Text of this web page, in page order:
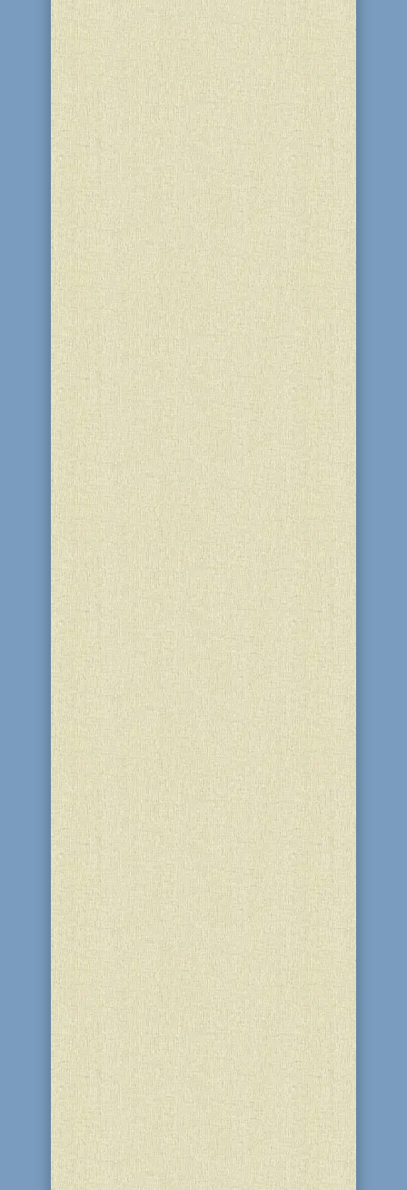
Третього Тамуза 5786 (18 червня 2026),
на честь Дня Ребе, у благодійному
центрі “Бейт Барух” і синагозі “Бейт
Реувен” (м. Кам’янське) для членів
єврейської громади міста відбулись
святкові урочистості. В програмі для
дітей було: молитва, відео Ребе,
духовний урок,...
Остання в цьому році зустріч
учасників благодійного проєкту
неформальної освіти для дітей 6-12
років “JFuture“ відбулась у
благодійному центрі “Бейт Барух” і
синагозі “Бейт Реувен” (м. Кам'янське).
Весь рік під керівництвом Тови Рут
Рудасьової та Даніели Венжеги діти...